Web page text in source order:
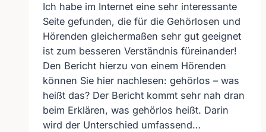
Ich habe im Internet eine sehr interessante
Seite gefunden, die für die Gehörlosen und
Hörenden gleichermaßen sehr gut geeignet
ist zum besseren Verständnis füreinander!
Den Bericht hierzu von einem Hörenden
können Sie hier nachlesen: gehörlos – was
heißt das? Der Bericht kommt sehr nah dran
beim Erklären, was gehörlos heißt. Darin
wird der Unterschied umfassend…